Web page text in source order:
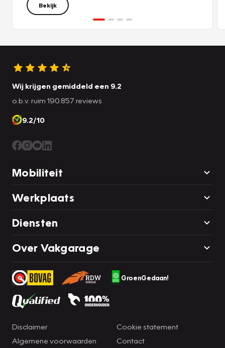
Bekijk
Wij krijgen gemiddeld een 9.2
o.b.v. ruim 190.857 reviews
9.2/10
Mobiliteit
Werkplaats
Diensten
Over Vakgarage
GroenGedaan!
Disclaimer
Algemene voorwaarden
Cookie statement
Contact